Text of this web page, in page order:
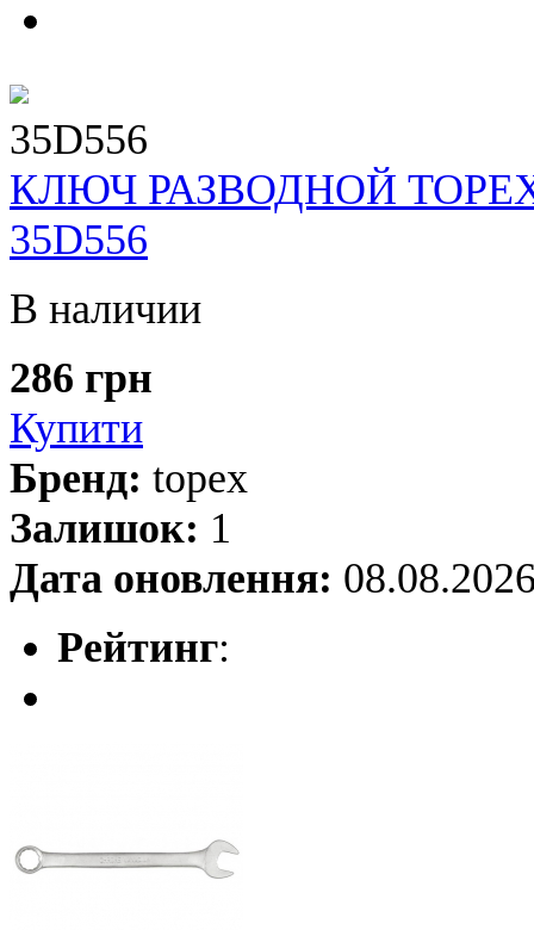
35D556
КЛЮЧ РАЗВОДНОЙ
35D556
В наличии
286 грн
Купити
Бренд: topex
Залишок: 1
Дата оновлення:
Рейтинг: